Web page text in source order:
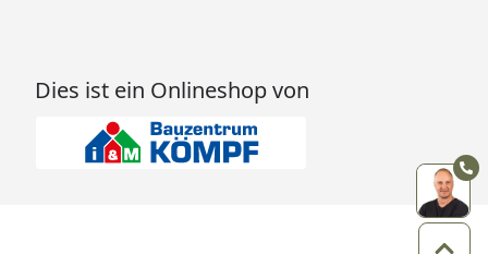
Dies ist ein Onlineshop von